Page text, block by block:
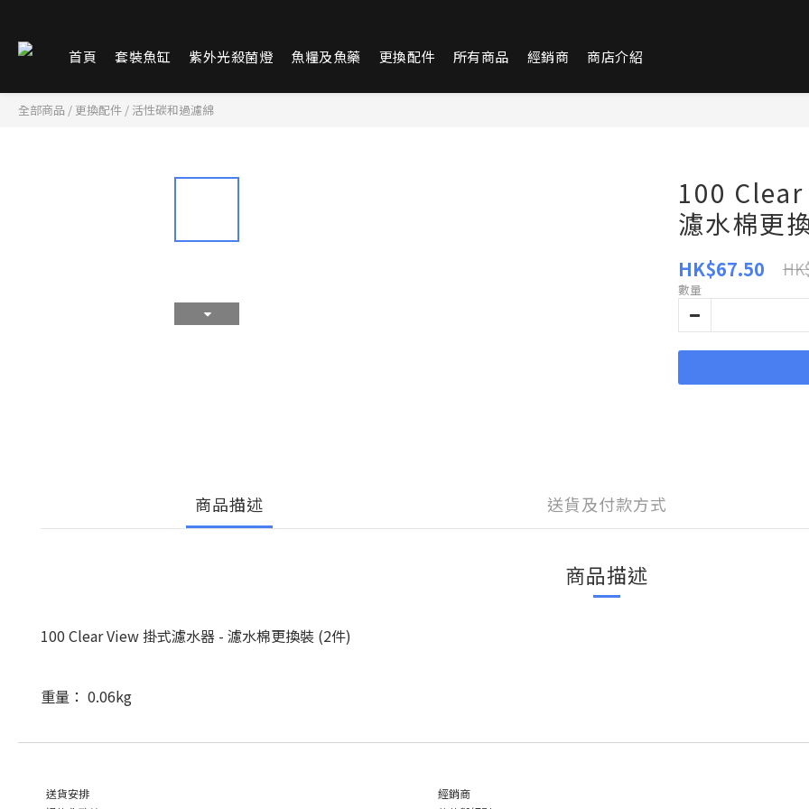
首頁 套裝魚缸 紫外光殺菌燈 魚糧及魚藥 更換配件 所有商品 經銷商 商店介紹
全部商品 / 更換配件 / 活性碳和過濾綿
100
濾水棉更
HK$67.50
數量
商品描述 送貨及付款方式
商品描述
100 Clear View 掛式濾水器 - 濾水棉更換裝 (2件)
重量： 0.06kg
送貨安排
經銷商